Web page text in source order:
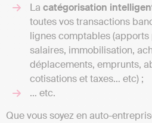
La catégorisation
toutes vos transactions
lignes comptables
salaires, immobilisation,
déplacements, emprunts,
cotisations et taxes… etc) ;
… etc.
Que vous soyez en auto-